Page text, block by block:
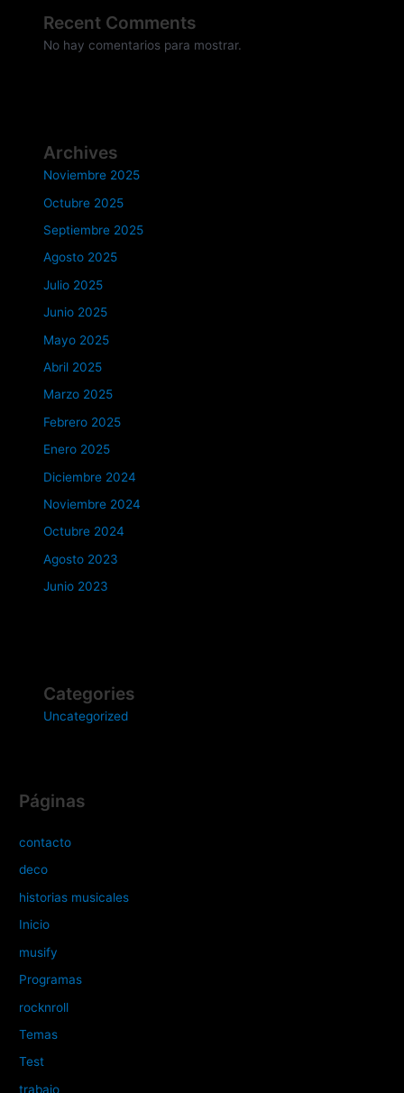
Recent Comments
No hay comentarios para mostrar.
Archives
Noviembre 2025
Octubre 2025
Septiembre 2025
Agosto 2025
Julio 2025
Junio 2025
Mayo 2025
Abril 2025
Marzo 2025
Febrero 2025
Enero 2025
Diciembre 2024
Noviembre 2024
Octubre 2024
Agosto 2023
Junio 2023
Categories
Uncategorized
Páginas
contacto
deco
historias musicales
Inicio
musify
Programas
rocknroll
Temas
Test
trabajo